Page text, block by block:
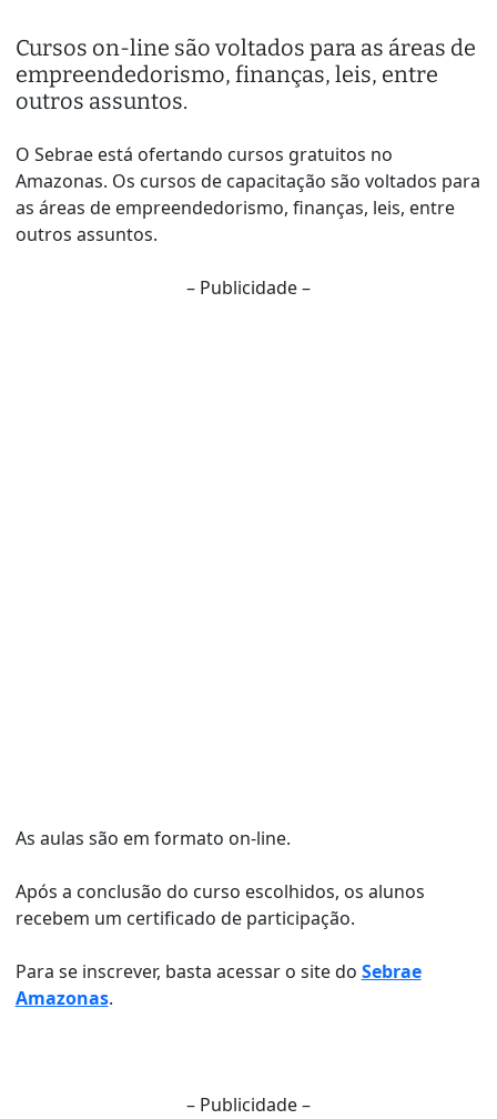
Cursos on-line são voltados para as áreas de
empreendedorismo, finanças, leis, entre
outros assuntos.
O Sebrae está ofertando cursos gratuitos no
Amazonas. Os cursos de capacitação são voltados para
as áreas de empreendedorismo, finanças, leis, entre
outros assuntos.
– Publicidade –
As aulas são em formato on-line.
Após a conclusão do curso escolhidos, os alunos
recebem um certificado de participação.
Para se inscrever, basta acessar o site do Sebrae
Amazonas.
– Publicidade –